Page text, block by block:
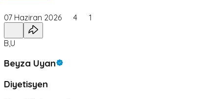
07 Haziran 2026 4 1
B,U
Beyza Uyan
Diyetisyen